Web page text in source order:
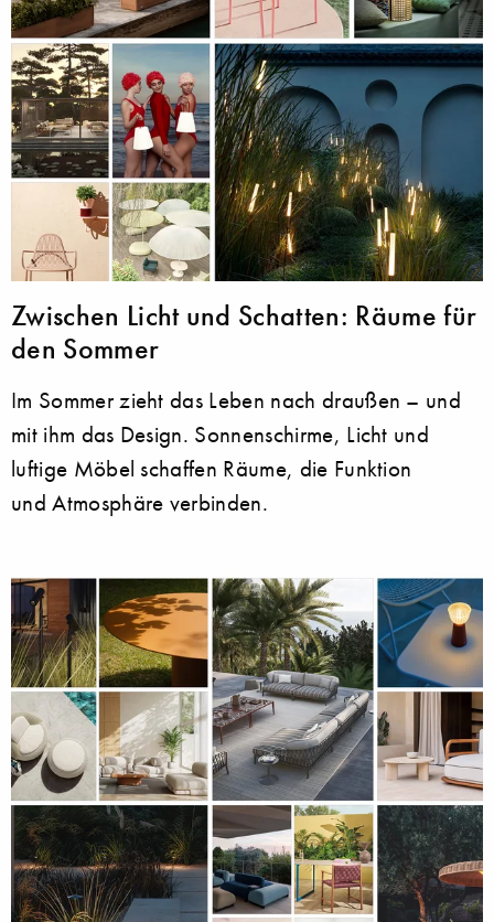
Zwischen Licht und Schatten: Räume für
den Sommer
Im Sommer zieht das Leben nach draußen – und
mit ihm das Design. Sonnenschirme, Licht und
luftige Möbel schaffen Räume, die Funktion
und Atmosphäre verbinden.